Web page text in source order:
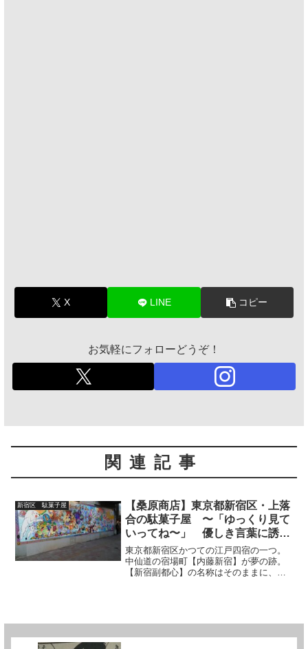
X LINE コピー
お気軽にフォローどうぞ！
関連記事
新宿区 駄菓子屋
【桑原商店】東京都新宿区・上落
合の駄菓子屋 〜「ゆっくり見て
いってね〜」 優しき言葉に誘わ
れ‥〜
東京都新宿区かつての江戸四宿の一つ。
中仙道の宿場町【内藤新宿】が夢の跡。
【新宿副都心】の名称はそのままに、東